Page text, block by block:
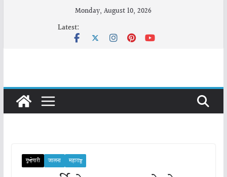
Monday, August 10, 2026
Latest:
गुन्हेगारी जालना महाराष्ट्र